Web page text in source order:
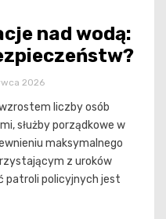
nad wodą:
2026
liczby osób
służby porządkowe w
maksymalnego
z uroków
patroli policyjnych jest